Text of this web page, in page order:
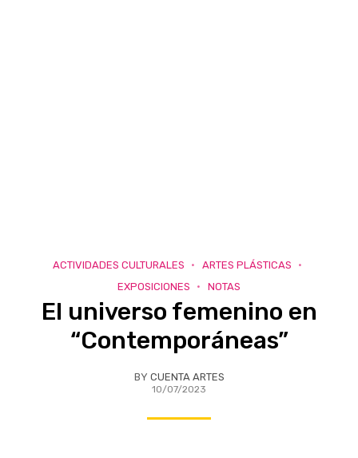
ACTIVIDADES CULTURALES
ARTES PLÁSTICAS
EXPOSICIONES
NOTAS
El universo femenino en
“Contemporáneas”
BY CUENTA ARTES
10/07/2023